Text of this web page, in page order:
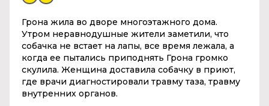
Грона жила во дворе многоэтажного дома.
Утром неравнодушные жители заметили, что
собачка не встает на лапы, все время лежала, а
когда ее пытались приподнять Грона громко
скулила. Женщина доставила собачку в приют,
где врачи диагностировали травму таза, травму
внутренних органов.